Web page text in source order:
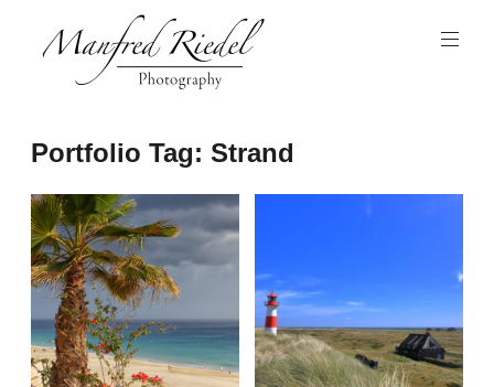
Inhalt
Manfred
Riedel
Portfolio Tag:Strand